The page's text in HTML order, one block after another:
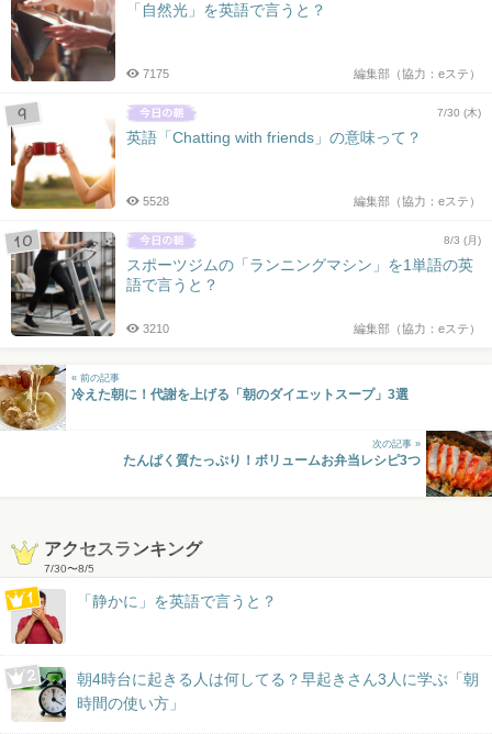
「自然光」を英語で言うと？
編集部（協力：eステ）
7175
7/30 (木)
英語「Chatting with friends」の意味って？
編集部（協力：eステ）
5528
8/3 (月)
スポーツジムの「ランニングマシン」を1単語の英
語で言うと？
編集部（協力：eステ）
3210
« 前の記事
冷えた朝に！代謝を上げる「朝のダイエットスープ」3選
次の記事 »
たんぱく質たっぷり！ボリュームお弁当レシピ3つ
アクセスランキング
7/30〜8/5
「静かに」を英語で言うと？
朝4時台に起きる人は何してる？早起きさん3人に学ぶ「朝
時間の使い方」